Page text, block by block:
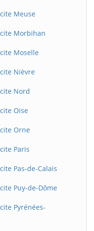
Meuse
Morbihan
Moselle
Nièvre
Nord
Oise
Orne
Paris
Pas-de-Calais
Puy-de-Dôme
Pyrénées-